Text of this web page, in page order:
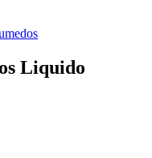
Liquido